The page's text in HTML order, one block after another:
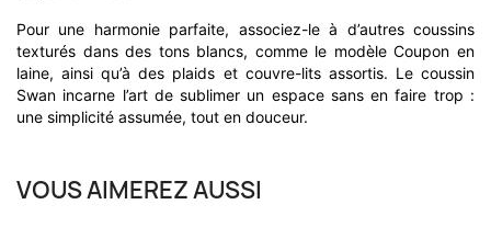
Pour une harmonie parfaite, associez-le à d’autres coussins
texturés dans des tons blancs, comme le modèle Coupon en
laine, ainsi qu’à des plaids et couvre-lits assortis. Le coussin
Swan incarne l’art de sublimer un espace sans en faire trop :
une simplicité assumée, tout en douceur.
VOUS AIMEREZ AUSSI